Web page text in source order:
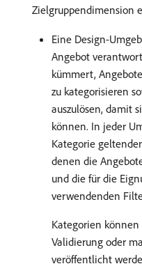
Zielgruppendimension
Eine Design-
Angebot
kümmert,
zu kategorisieren
auszulösen, damit
können. In jeder
Kategorie
denen die
und die für die
verwendenden
Kategorien
Validierung oder
veröffentlicht